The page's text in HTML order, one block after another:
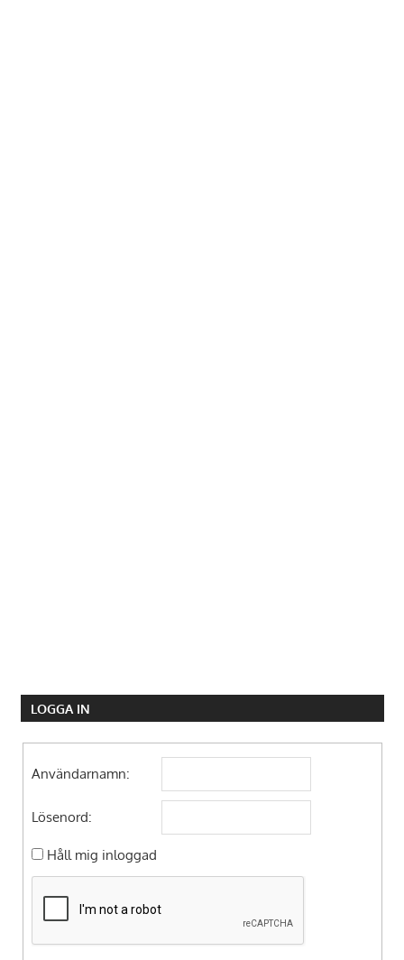
LOGGA IN
Användarnamn:
Lösenord:
Håll mig inloggad